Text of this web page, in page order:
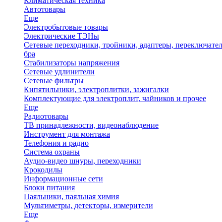
Автотовары
Еще
Электробытовые товары
Электрические ТЭНы
Сетевые переходники, тройники, адаптеры,
бра
Стабилизаторы напряжения
Сетевые удлинители
Сетевые фильтры
Кипятильники, электроплитки, зажигалки
Комплектующие для электроплит, чайников и прочее
Еще
Радиотовары
ТВ принадлежности, видеонаблюдение
Инструмент для монтажа
Телефония и радио
Система охраны
Аудио-видео шнуры, переходники
Крокодилы
Информационные сети
Блоки питания
Паяльники, паяльная химия
Мультиметры, детекторы, измерители
Еще